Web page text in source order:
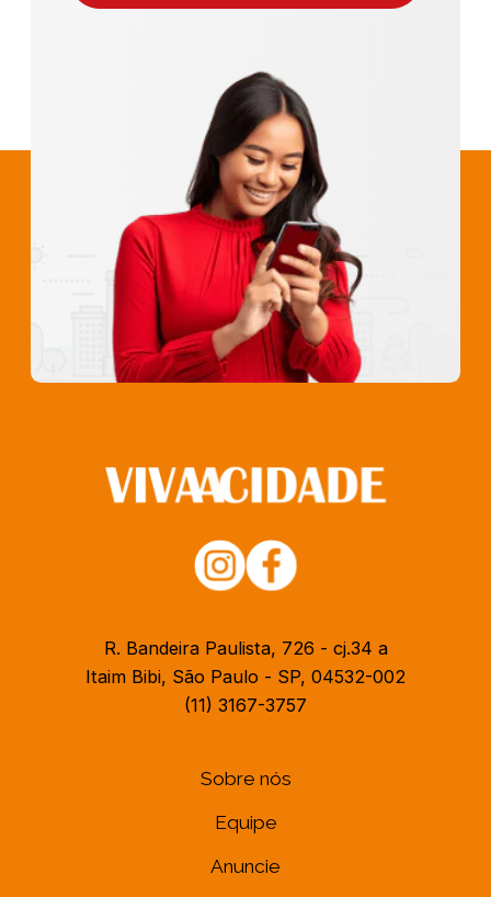
R. Bandeira Paulista, 726 - cj.34 a
Itaim Bibi, São Paulo - SP, 04532-002
(11) 3167-3757
Sobre nós
Equipe
Anuncie